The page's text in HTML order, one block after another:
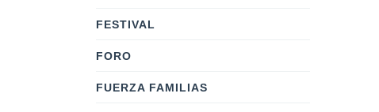
FESTIVAL
FORO
FUERZA FAMILIAS